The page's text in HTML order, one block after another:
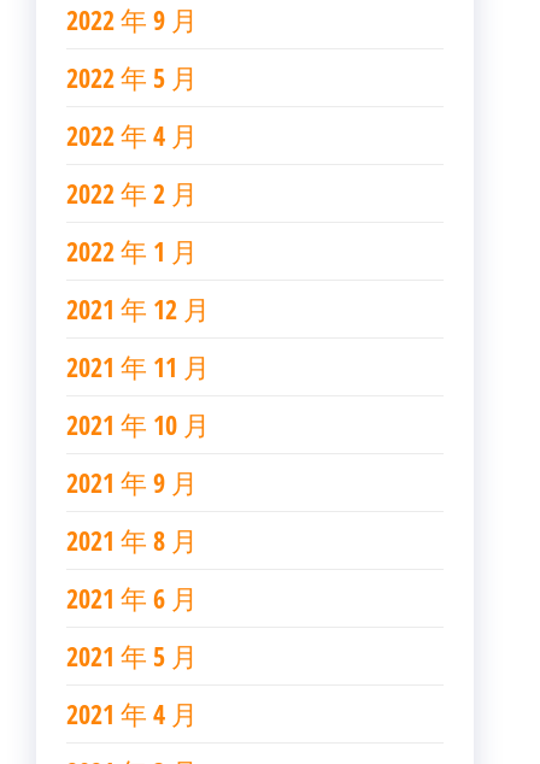
2022 年 9 月
2022 年 5 月
2022 年 4 月
2022 年 2 月
2022 年 1 月
2021 年 12 月
2021 年 11 月
2021 年 10 月
2021 年 9 月
2021 年 8 月
2021 年 6 月
2021 年 5 月
2021 年 4 月